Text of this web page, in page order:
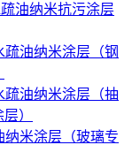
油纳米抗污涂层
疏油纳米涂层（钢
疏油纳米涂层（抽
）
纳米涂层（玻璃专